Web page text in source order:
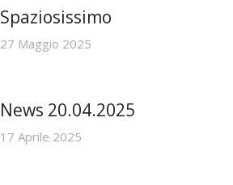
Spaziosissimo
27 Maggio 2025
News 20.04.2025
17 Aprile 2025